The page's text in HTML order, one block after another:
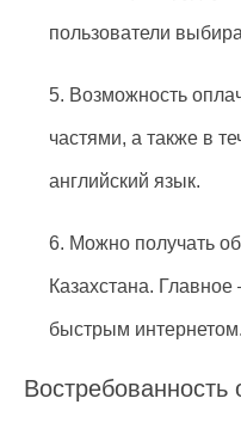
пользователи
5. Возможность
частями, а также в
английский язык.
6. Можно получать
Казахстана.
быстрым интернетом.
Востребованность